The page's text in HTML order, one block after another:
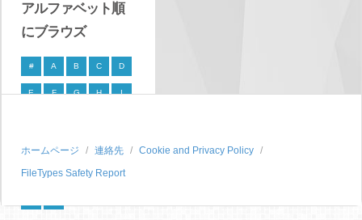
アルファベット順
にブラウズ
# A B C D
E F G H I
P Q R S
T U V W X
ホームページ 連絡先
Cookie and Privacy Policy
FileTypes Safety Report